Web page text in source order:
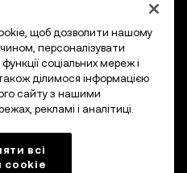
щоб дозволити нашому
персоналізувати
соціальних мереж і
ділимося інформацією
сайту з нашими
рекламі і аналітиці.
всі
сookie